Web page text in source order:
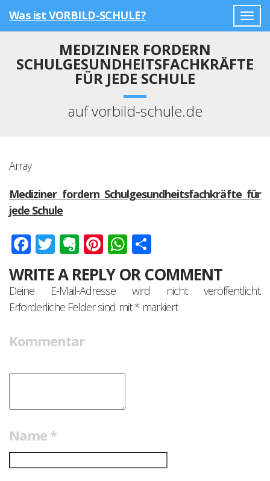
Was ist VORBILD-SCHULE?
MEDIZINER FORDERN
SCHULGESUNDHEITSFACHKRÄFTE
FÜR JEDE SCHULE
auf vorbild-schule.de
Array
Mediziner fordern Schulgesundheitsfachkräfte für
jede Schule
Facebook
Twitter
Evernote
Pinterest
WhatsApp
WRITE A REPLY OR COMMENT
Deine E-Mail-Adresse wird nicht veröffentlicht.
Erforderliche Felder sind mit*markiert
Kommentar
Name *